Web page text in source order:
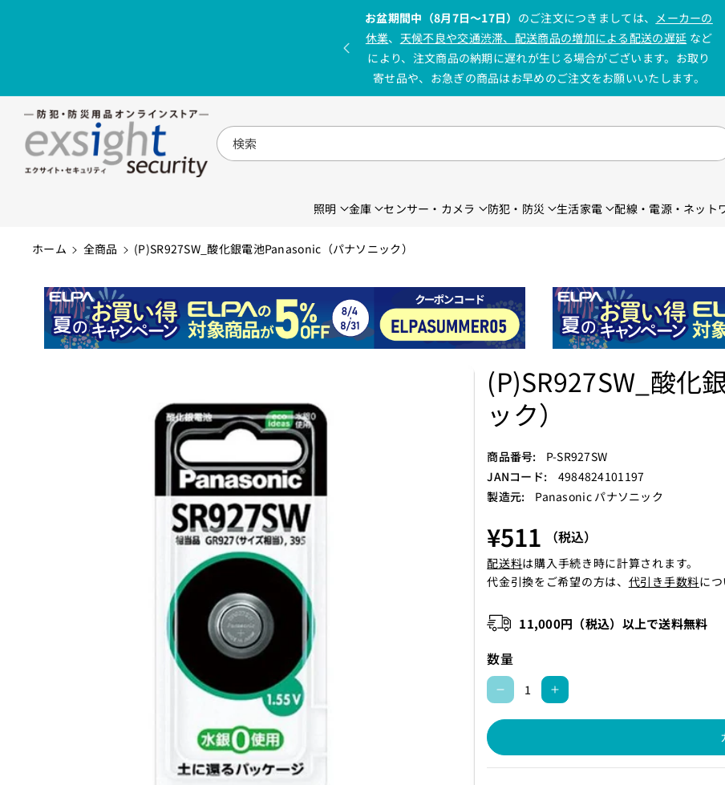
お盆期間中（8月7日〜17日） のご注文につきましては、
メーカーの
休業、 天候不良や交通渋滞、配送商品の増加による配送の遅延 など
により、注文商品の納期に遅れが生じる場合がございます。お取り
寄せ品や、お急ぎの商品はお早めのご注文をお願いいたします。
検索
照明 金庫 センサー・カメラ 防犯・防災 生活家電 配線・電源・ネット
ホーム 全商品 (P)SR927SW_酸化銀電池Panasonic（パナソニック）
(P)SR927SW_酸化
ック）
商品番号:
S
K
U
P-SR927SW
JANコード:
4984824101197
製造元:
Panasonic パナソニック
¥511 （税込）
配送料は購入手続き時に計算されます。
代金引換をご希望の方は、 代引き手数料に
11,000円（税込）以上で送料無料
数量
(
P
S
(
P
S